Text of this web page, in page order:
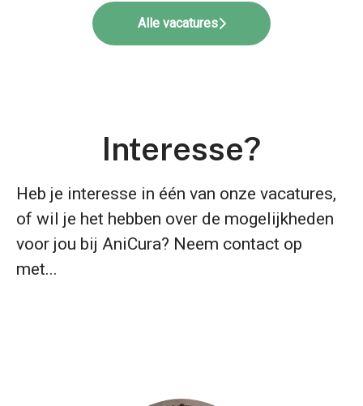
Alle vacatures
Interesse?
Heb je interesse in één van onze vacatures,
of wil je het hebben over de mogelijkheden
voor jou bij AniCura? Neem contact op
met...